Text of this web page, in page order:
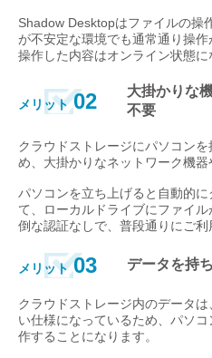
Shadow Desktopはファイルの操
が不安定な環境でも通常通り操
操作した内容はオンライン状態に
メリット 02
大掛かりな
不要
クラウドストレージにパソコン
め、大掛かりなネットワーク機器
パソコンを立ち上げると自動的
て、ローカルドライブにファイ
倒な認証なしで、普段通りにご利
メリット 03 データを持
クラウドストレージ内のデータ
い仕様になっているため、パソ
作することになります。